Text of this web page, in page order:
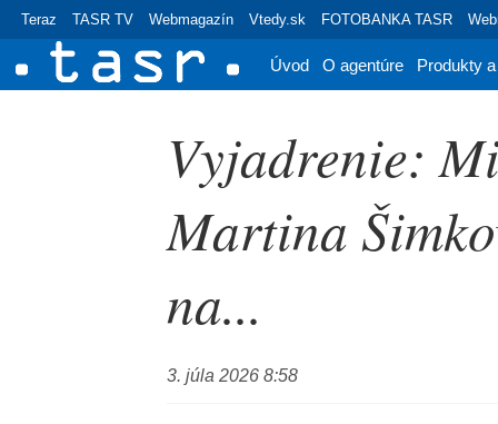
Teraz TASR TV Webmagazín Vtedy.sk FOTOBANKA TASR
Úvod O agentúre Produkty
Vyjadrenie:
Martina
na...
3. júla 2026 8:58